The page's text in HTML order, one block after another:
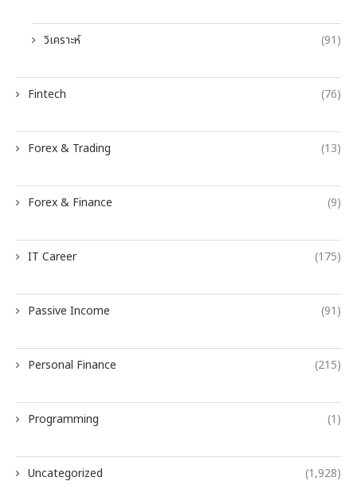
วิเคราะห์ (91)
Fintech (76)
Forex & Trading (13)
Forex & Finance (9)
IT Career (175)
Passive Income (91)
Personal Finance (215)
Programming (1)
Uncategorized (1,928)